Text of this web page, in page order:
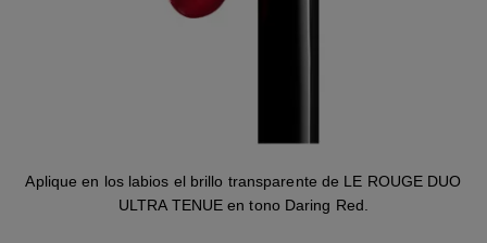
Aplique en los labios el brillo transparente de LE ROUGE DUO
ULTRA TENUE en tono Daring Red.